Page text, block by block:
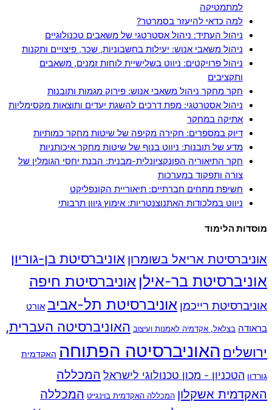
למתמטיקה
למה כדאי להיעזר בסמרטר?
ניהול העתיד: ניהול אסטרטגי של משאבים טכנולוגיים
ניהול משאבי אנוש: יעילות בחשבוניות, שכר, פיצויים ותקנות
ניהול פרויקטים: ניווט בשלישיית לוחות זמנים, משאבים
ותקציבים
חקר מחקר ניהול משאבי אנוש: פירוק מגמות ותובנות
ניהול אסטרטגי: מפת דרכים להשגת יעדים ותוצאות מקסימליות
אתיקה במחקר
דיוק במספרים: חקירה מקיפה של שיטות מחקר כמותיות
מדע של תובנות: ניווט בנוף של שיטות מחקר איכותניות
חקר התיאוריה הפונקציונלית-מבנית: הבנת יחסי הגומלין של
צורה ותפקוד במערכות
חשיפת מתחים חברתיים: תיאוריית הקונפליקט
ניווט במלכודות האתנוצנטריות: אימוץ גיוון תרבותי
מוסדות הלימוד
אוניברסיטת אריאל בשומרון אוניברסיטת בן-גוריון
אוניברסיטת בר-אילן אוניברסיטת חיפה
אוניברסיטת רייכמן אוניברסיטת תל-אביב אורט
בראודה בצלאל, אקדמיה לאמנות ועיצוב האוניברסיטה העברית,
ירושלים האוניברסיטה הפתוחה האקדמית
גורדון הטכניון - מכון טכנולוגי לישראל המכללה
האקדמית אשקלון המכללה האקדמית בוינגייט המכללה